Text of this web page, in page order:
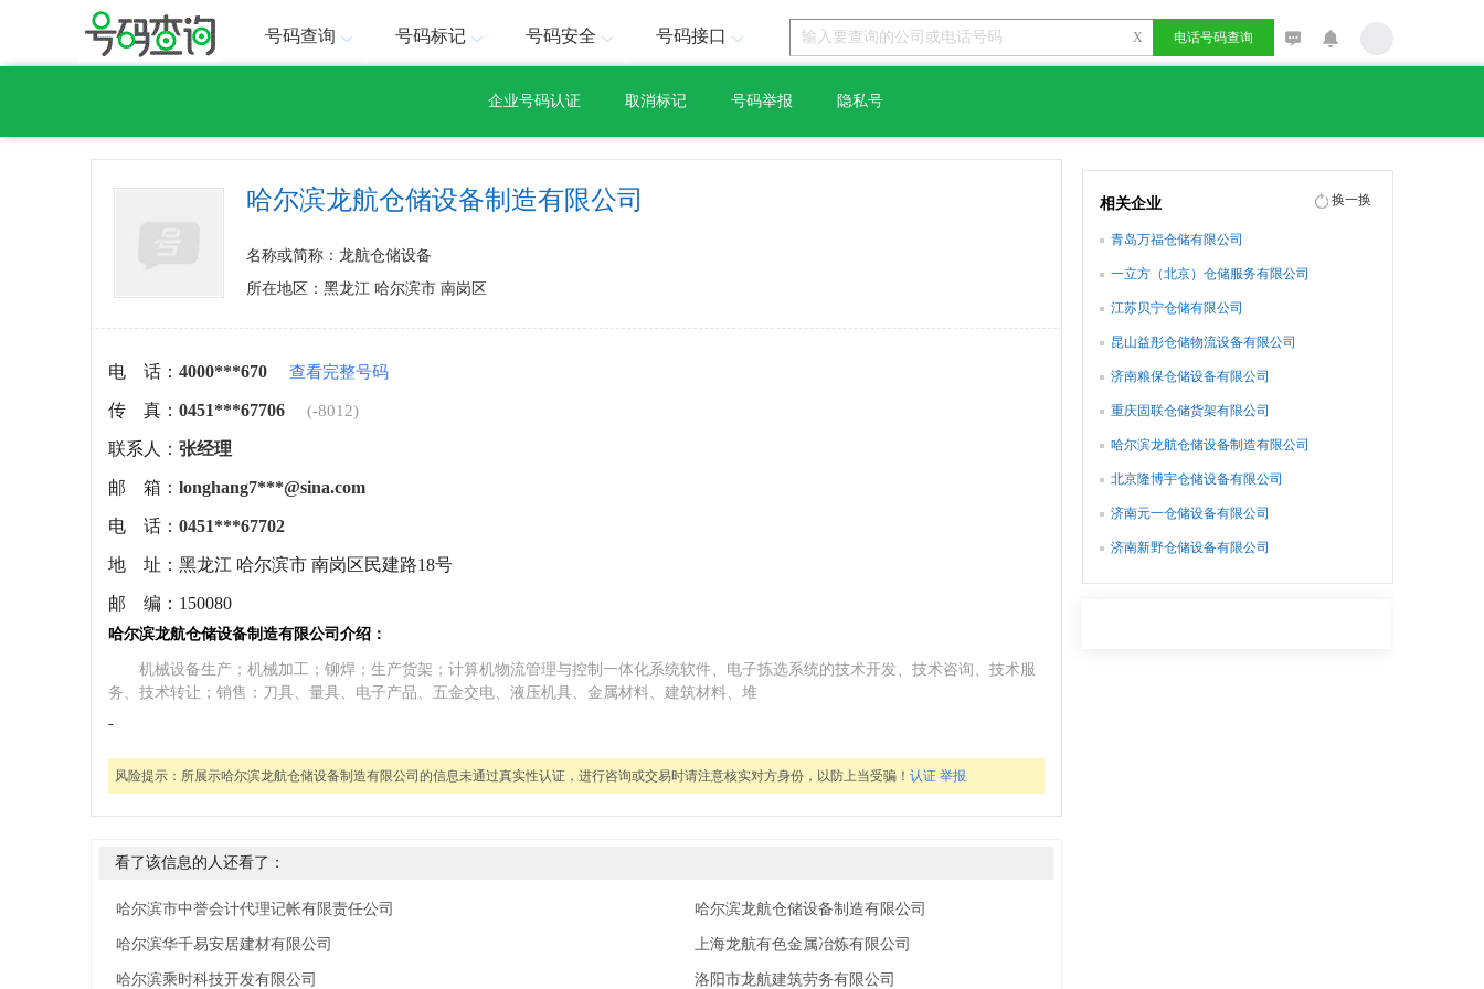
号码查询 号码标记 号码安全 号码接口 X 电话号码查询
企业号码认证 取消标记 号码举报 隐私号
哈尔滨龙航仓储设备制造有限公司
名称或简称：龙航仓储设备
所在地区：黑龙江 哈尔滨市 南岗区
电 话： 4000***670 查看完整号码
传 真： 0451***67706 (-8012)
联系人： 张经理
邮 箱： longhang7***@sina.com
电 话： 0451***67702
地 址： 黑龙江 哈尔滨市 南岗区民建路18号
邮 编： 150080
哈尔滨龙航仓储设备制造有限公司介绍：
机械设备生产；机械加工；铆焊；生产货架；计算机物流管理与控制一体化系统软件、电子拣选系统的技术开发、技术咨询、技术服
务、技术转让；销售：刀具、量具、电子产品、五金交电、液压机具、金属材料、建筑材料、堆
-
风险提示： 所展示哈尔滨龙航仓储设备制造有限公司的信息未通过真实性认证，进行咨询或交易时请注意核实对方身份，以防上当受骗！ 认证 举报
看了该信息的人还看了：
哈尔滨市中誉会计代理记帐有限责任公司
哈尔滨华千易安居建材有限公司
哈尔滨乘时科技开发有限公司
哈尔滨龙航仓储设备制造有限公司
上海龙航有色金属冶炼有限公司
洛阳市龙航建筑劳务有限公司
相关企业 换一换
青岛万福仓储有限公司
一立方（北京）仓储服务有限公司
江苏贝宁仓储有限公司
昆山益彤仓储物流设备有限公司
济南粮保仓储设备有限公司
重庆固联仓储货架有限公司
哈尔滨龙航仓储设备制造有限公司
北京隆博宇仓储设备有限公司
济南元一仓储设备有限公司
济南新野仓储设备有限公司